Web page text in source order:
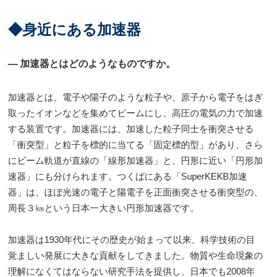
◆身近にある加速器
― 加速器とはどのようなものですか。
加速器とは、電子や陽子のような粒子や、原子から電子をはぎ
取ったイオンなどを集めてビームにし、高圧の電気の力で加速
する装置です。加速器には、加速した粒子同士を衝突させる
「衝突型」と粒子を標的に当てる「固定標的型」があり、さら
にビーム軌道が直線の「線形加速器」と、円形に近い「円形加
速器」にも分けられます。つくばにある「SuperKEKB加速
器」は、ほぼ光速の電子と陽電子を正面衝突させる衝突型の、
周長３㎞という日本一大きい円形加速器です。
加速器は1930年代にその歴史が始まって以来、科学技術の目
覚ましい発展に大きな貢献をしてきました。物質や生命現象の
理解になくてはならない研究手法を提供し、日本でも2008年